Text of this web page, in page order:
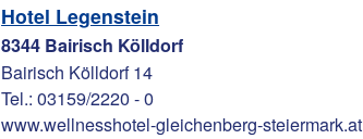
Hotel Legenstein
8344 Bairisch Kölldorf
Bairisch Kölldorf 14
Tel.: 03159/2220 - 0
www.wellnesshotel-gleichenberg-steiermark.at